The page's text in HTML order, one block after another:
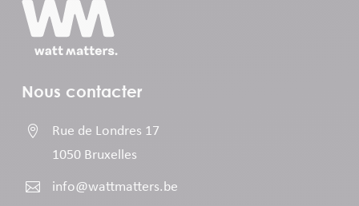
Nous contacter

Rue de Londres 17
1050 Bruxelles
 info@wattmatters.be